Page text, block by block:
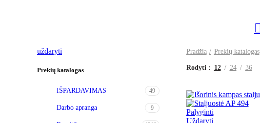
uždaryti
Prekių katalogas
IŠPARDAVIMAS 49
Darbo apranga 9
Pradžia Prekių katalogas
Rodyti 12 24 36
Palyginti
Uždaryti